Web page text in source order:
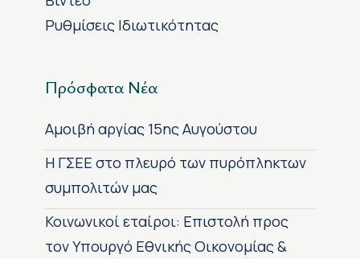
Ρυθμίσεις Ιδιωτικότητας
Πρόσφατα Νέα
Αμοιβή αργίας 15ης Αυγούστου
H ΓΣΕΕ στο πλευρό των πυρόπληκτων
συμπολιτών μας
Κοινωνικοί εταίροι: Επιστολή προς
τον Υπουργό Εθνικής Οικονομίας &